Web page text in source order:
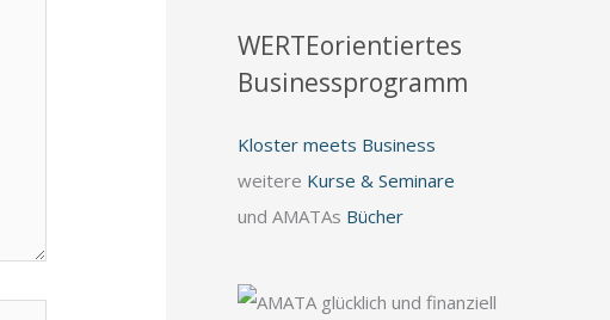
WERTEorientiertes
Businessprogramm
Kloster meets Business
weitere Kurse & Seminare
und AMATAs Bücher